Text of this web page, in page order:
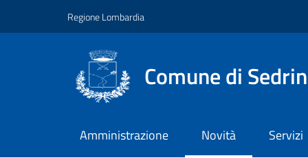
Regione Lombardia
Comune di
Amministrazione Novità Servizi